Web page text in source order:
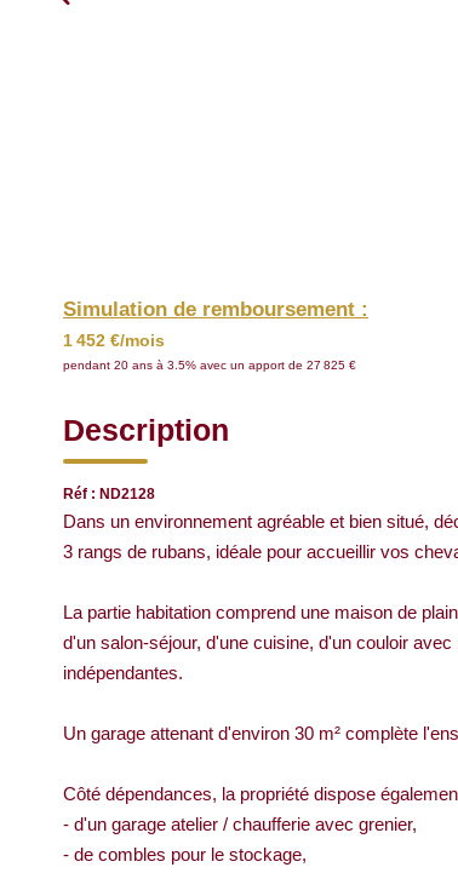
Simulation de remboursement :
1 452 €/mois
pendant 20 ans à 3.5% avec un apport de 27 825 €
Description
Réf : ND2128
Dans un environnement agréable et bien situé,
3 rangs de rubans, idéale pour accueillir vos
La partie habitation comprend une maison de
d'un salon-séjour, d'une cuisine, d'un couloir
indépendantes.
Un garage attenant d'environ 30 m² complète
Côté dépendances, la propriété dispose
- d'un garage atelier / chaufferie avec grenier,
- de combles pour le stockage,